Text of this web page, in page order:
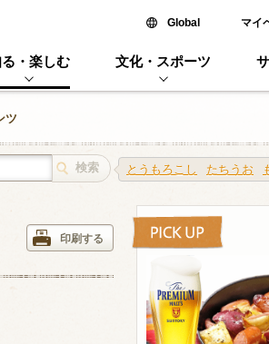
Global新しいウィン
マイ
・楽しむ 文化・スポーツ
ツ
とうもろこし たちうお
イタリアン印刷する